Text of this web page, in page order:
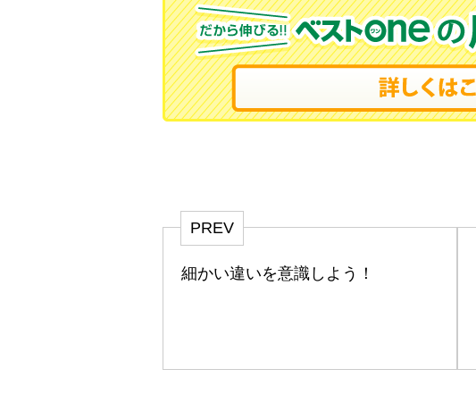
PREV
細かい違いを意識しよう！